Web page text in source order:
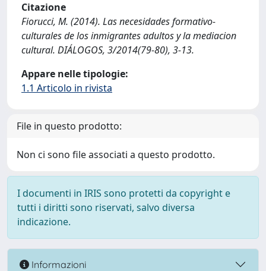
Citazione
Fiorucci, M. (2014). Las necesidades formativo-
culturales de los inmigrantes adultos y la mediacion
cultural. DIÁLOGOS, 3/2014(79-80), 3-13.
Appare nelle tipologie:
1.1 Articolo in rivista
File in questo prodotto:
Non ci sono file associati a questo prodotto.
I documenti in IRIS sono protetti da copyright e
tutti i diritti sono riservati, salvo diversa
indicazione.
Informazioni